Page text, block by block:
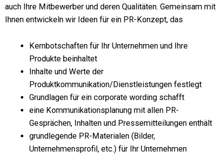
auch Ihre Mitbewerber und deren Qualitäten. Gemeinsam mit
Ihnen entwickeln wir Ideen für ein PR-Konzept, das
Kernbotschaften für Ihr Unternehmen und Ihre
Produkte beinhaltet
Inhalte und Werte der
Produktkommunikation/Dienstleistungen festlegt
Grundlagen für ein corporate wording schafft
eine Kommunikationsplanung mit allen PR-
Gesprächen, Inhalten und Pressemitteilungen enthält
grundlegende PR-Materialen (Bilder,
Unternehmensprofil, etc.) für Ihr Unternehmen